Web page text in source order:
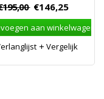
€146,25
aan winkelwagen
Vergelijk